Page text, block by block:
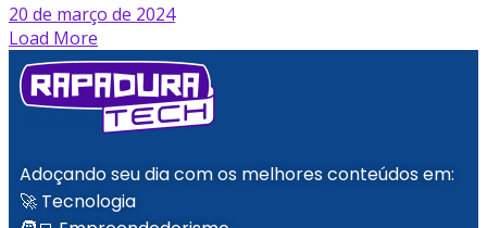
20 de março de 2024
Load More
Adoçando seu dia com os melhores conteúdos em:
🚀 Tecnologia